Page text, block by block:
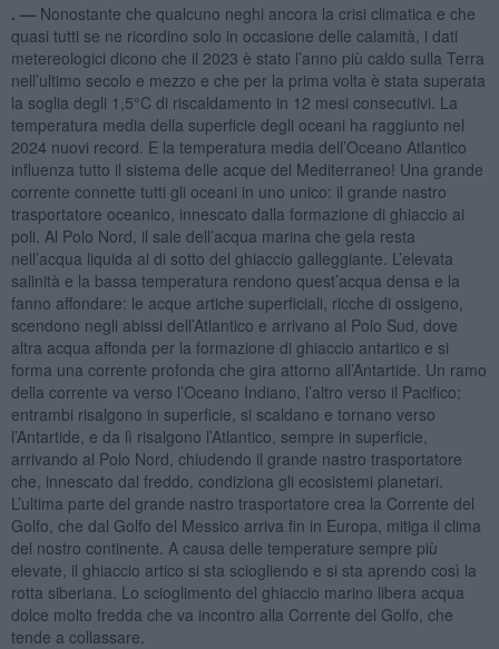
. — Nonostante che qualcuno neghi ancora la crisi climatica e che
quasi tutti se ne ricordino solo in occasione delle calamità, i dati
metereologici dicono che il 2023 è stato l’anno più caldo sulla Terra
nell’ultimo secolo e mezzo e che per la prima volta è stata superata
la soglia degli 1,5°C di riscaldamento in 12 mesi consecutivi. La
temperatura media della superficie degli oceani ha raggiunto nel
2024 nuovi record. E la temperatura media dell’Oceano Atlantico
influenza tutto il sistema delle acque del Mediterraneo! Una grande
corrente connette tutti gli oceani in uno unico: il grande nastro
trasportatore oceanico, innescato dalla formazione di ghiaccio ai
poli. Al Polo Nord, il sale dell’acqua marina che gela resta
nell’acqua liquida al di sotto del ghiaccio galleggiante. L’elevata
salinità e la bassa temperatura rendono quest’acqua densa e la
fanno affondare: le acque artiche superficiali, ricche di ossigeno,
scendono negli abissi dell’Atlantico e arrivano al Polo Sud, dove
altra acqua affonda per la formazione di ghiaccio antartico e si
forma una corrente profonda che gira attorno all’Antartide. Un ramo
della corrente va verso l’Oceano Indiano, l’altro verso il Pacifico;
entrambi risalgono in superficie, si scaldano e tornano verso
l’Antartide, e da lì risalgono l’Atlantico, sempre in superficie,
arrivando al Polo Nord, chiudendo il grande nastro trasportatore
che, innescato dal freddo, condiziona gli ecosistemi planetari.
L’ultima parte del grande nastro trasportatore crea la Corrente del
Golfo, che dal Golfo del Messico arriva fin in Europa, mitiga il clima
del nostro continente. A causa delle temperature sempre più
elevate, il ghiaccio artico si sta sciogliendo e si sta aprendo così la
rotta siberiana. Lo scioglimento del ghiaccio marino libera acqua
dolce molto fredda che va incontro alla Corrente del Golfo, che
tende a collassare.